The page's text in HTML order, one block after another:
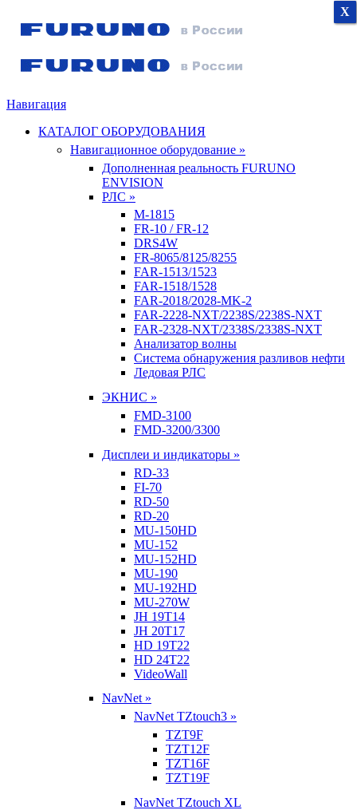
Навигация
КАТАЛОГ ОБОРУДОВАНИЯ
Навигационное оборудование »
Дополненная реальность FURUNO
ENVISION
РЛС »
M-1815
FR-10 / FR-12
DRS4W
FR-8065/8125/8255
FAR-1513/1523
FAR-1518/1528
FAR-2018/2028-MK-2
FAR-2228-NXT/2238S/2238S-NXT
FAR-2328-NXT/2338S/2338S-NXT
Анализатор волны
Система обнаружения разливов нефти
Ледовая РЛС
ЭКНИС »
FMD-3100
FMD-3200/3300
Дисплеи и индикаторы »
RD-33
FI-70
RD-50
RD-20
MU-150HD
MU-152
MU-152HD
MU-190
MU-192HD
MU-270W
JH 19T14
JH 20T17
HD 19T22
HD 24T22
VideoWall
NavNet »
NavNet TZtouch3 »
TZT9F
TZT12F
TZT16F
TZT19F
NavNet TZtouch XL
X
X
X